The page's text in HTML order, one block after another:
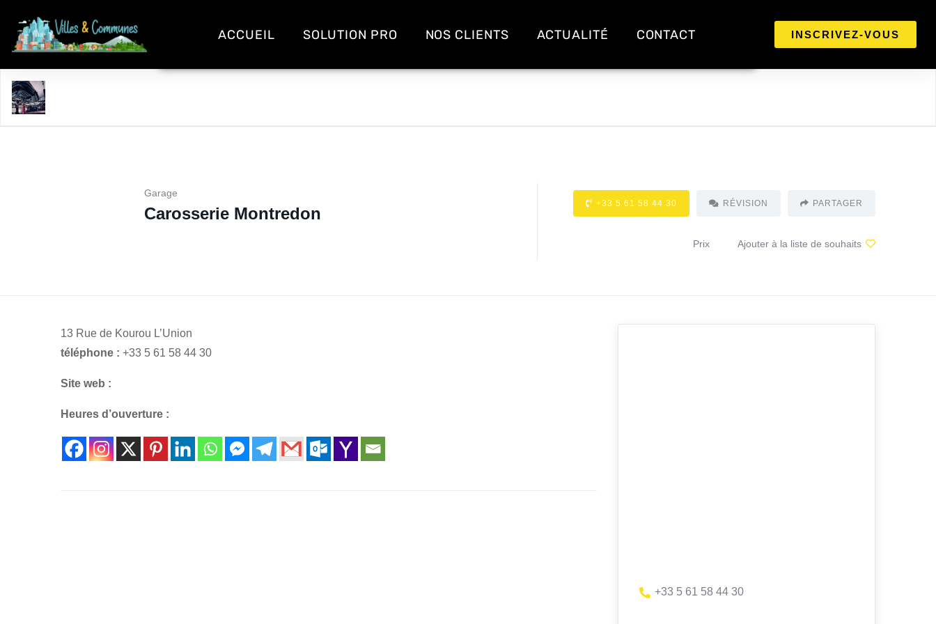
ACCUEIL SOLUTION PRO NOS CLIENTS ACTUALITÉ CONTACT INSCRIVEZ-VOUS
Garage
Carosserie Montredon
+33 5 61 58 44 30 RÉVISION PARTAGER
Prix Ajouter à la liste de souhaits
13 Rue de Kourou L’Union
téléphone : +33 5 61 58 44 30
Site web :
Heures d’ouverture :
+33 5 61 58 44 30